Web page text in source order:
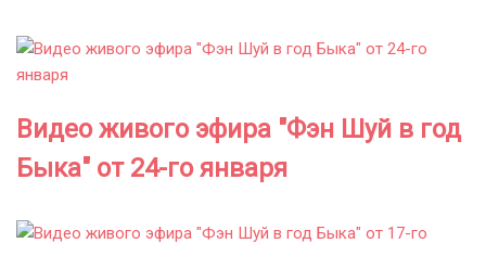
Видео живого эфира "Фэн Шуй в год
Быка" от 24-го января